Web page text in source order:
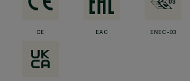
CE EAC ENEC-03